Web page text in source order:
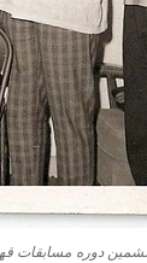
دوره مسابقات